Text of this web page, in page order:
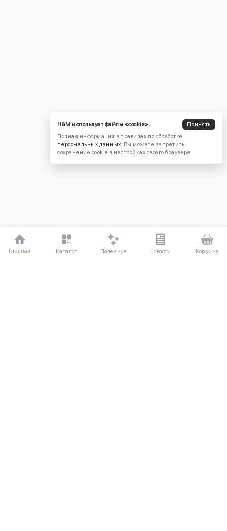
Главная Каталог Полезное Новости Корзина
H&M использует файлы «cookie».
Принять
Полная информация в правилах по обработке
персональных данных. Вы можете запретить
сохранение cookie в настройках своего браузера